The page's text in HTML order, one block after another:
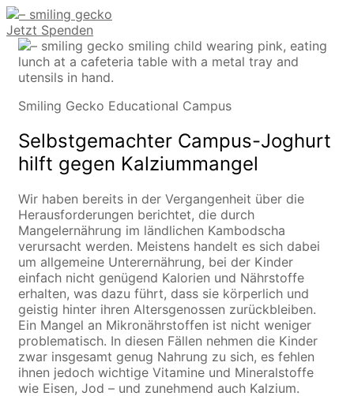
Jetzt Spenden
Smiling Gecko Educational Campus
Selbstgemachter Campus-Joghurt
hilft gegen Kalziummangel
Wir haben bereits in der Vergangenheit über die
Herausforderungen berichtet, die durch
Mangelernährung im ländlichen Kambodscha
verursacht werden. Meistens handelt es sich dabei
um allgemeine Unterernährung, bei der Kinder
einfach nicht genügend Kalorien und Nährstoffe
erhalten, was dazu führt, dass sie körperlich und
geistig hinter ihren Altersgenossen zurückbleiben.
Ein Mangel an Mikronährstoffen ist nicht weniger
problematisch. In diesen Fällen nehmen die Kinder
zwar insgesamt genug Nahrung zu sich, es fehlen
ihnen jedoch wichtige Vitamine und Mineralstoffe
wie Eisen, Jod – und zunehmend auch Kalzium.